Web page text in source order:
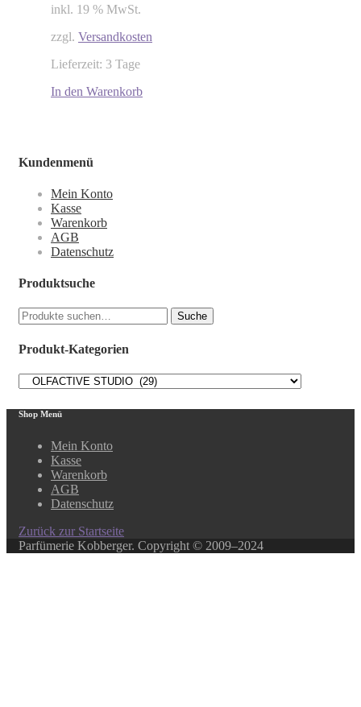
inkl. 19 % MwSt.
zzgl. Versandkosten
Lieferzeit: 3 Tage
In den Warenkorb
Kundenmenü
Mein Konto
Kasse
Warenkorb
AGB
Datenschutz
Produktsuche
Suche
nach:
Suche
Produkt-Kategorien
Shop Menü
Mein Konto
Kasse
Warenkorb
AGB
Datenschutz
Zurück zur Startseite
Parfümerie Kobberger. Copyright © 2009–2024